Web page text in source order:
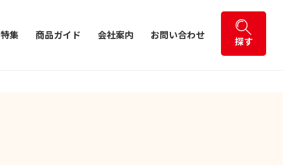
探す
特集 商品ガイド 会社案内 お問い合わせ